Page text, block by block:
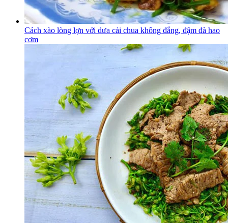
Cách xào lòng lợn với dưa cải chua không đắng, đậm đà hao
cơm